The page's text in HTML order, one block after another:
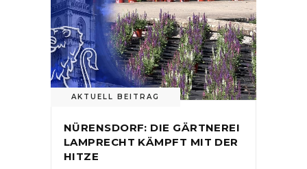
AKTUELL BEITRAG
NÜRENSDORF: DIE GÄRTNEREI
LAMPRECHT KÄMPFT MIT DER
HITZE